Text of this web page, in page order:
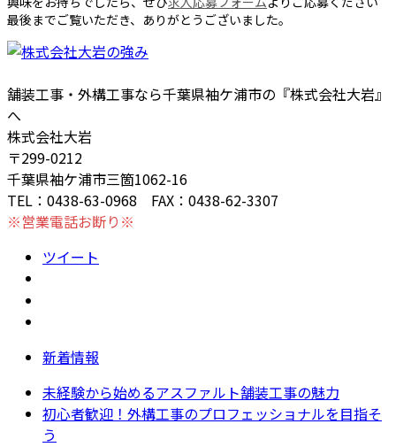
最後までご覧いただき、ありがとうございました。
舗装工事・外構工事なら千葉県袖ケ浦市の『株式会社大岩』
へ
株式会社大岩
〒299-0212
千葉県袖ケ浦市三箇1062-16
TEL：0438-63-0968 FAX：0438-62-3307
※営業電話お断り※
ツイート
新着情報
未経験から始めるアスファルト舗装工事の魅力
初心者歓迎！外構工事のプロフェッショナルを目指そ
う